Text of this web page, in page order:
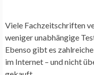
Viele Fachzeitschriften
weniger unabhängige
Ebenso gibt es
im Internet – und nicht